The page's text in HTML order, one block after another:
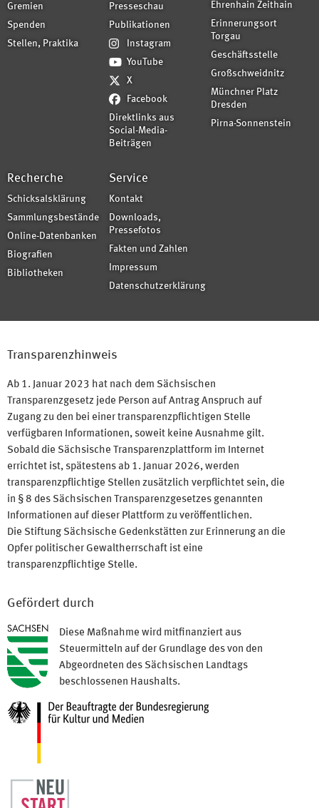
Gremien
Spenden
Stellen, Praktika
Presseschau
Publikationen
Instagram
YouTube
X
Facebook
Direktlinks aus
Social-Media-
Beiträgen
Ehrenhain Zeithain
Erinnerungsort
Torgau
Geschäftsstelle
Großschweidnitz
Münchner Platz
Dresden
Pirna-Sonnenstein
Recherche
Schicksalsklärung
Sammlungsbestände
Online-Datenbanken
Biografien
Bibliotheken
Service
Kontakt
Downloads,
Pressefotos
Fakten und Zahlen
Impressum
Datenschutzerklärung
Transparenzhinweis
Ab 1. Januar 2023 hat nach dem Sächsischen
Transparenzgesetz jede Person auf Antrag Anspruch auf
Zugang zu den bei einer transparenzpflichtigen Stelle
verfügbaren Informationen, soweit keine Ausnahme gilt.
Sobald die Sächsische Transparenzplattform im Internet
errichtet ist, spätestens ab 1. Januar 2026, werden
transparenzpflichtige Stellen zusätzlich verpflichtet sein, die
in § 8 des Sächsischen Transparenzgesetzes genannten
Informationen auf dieser Plattform zu veröffentlichen.
Die Stiftung Sächsische Gedenkstätten zur Erinnerung an die
Opfer politischer Gewaltherrschaft ist eine
transparenzpflichtige Stelle.
Gefördert durch
Diese Maßnahme wird mitfinanziert aus
Steuermitteln auf der Grundlage des von den
Abgeordneten des Sächsischen Landtags
beschlossenen Haushalts.